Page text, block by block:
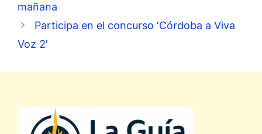
mañana
Participa en el concurso ‘Córdoba a Viva
Voz 2′